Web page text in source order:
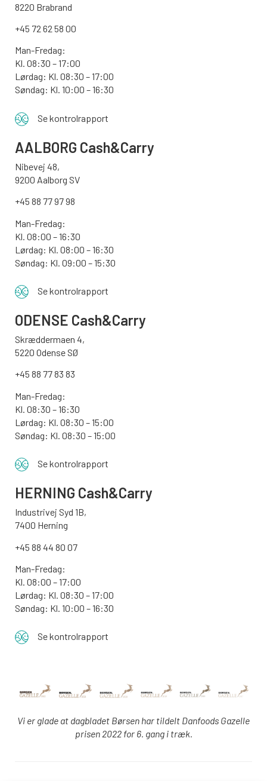
8220 Brabrand
+45 72 62 58 00
Man-Fredag:
Kl. 08:30 – 17:00
Lørdag: Kl. 08:30 – 17:00
Søndag: Kl. 10:00 – 16:30
Se kontrolrapport
AALBORG Cash&Carry
Nibevej 48,
9200 Aalborg SV
+45 88 77 97 98
Man-Fredag:
Kl. 08:00 – 16:30
Lørdag: Kl. 08:00 – 16:30
Søndag: Kl. 09:00 – 15:30
Se kontrolrapport
ODENSE Cash&Carry
Skræddermaen 4,
5220 Odense SØ
+45 88 77 83 83
Man-Fredag:
Kl. 08:30 – 16:30
Lørdag: Kl. 08:30 – 15:00
Søndag: Kl. 08:30 – 15:00
Se kontrolrapport
HERNING Cash&Carry
Industrivej Syd 1B,
7400 Herning
+45 88 44 80 07
Man-Fredag:
Kl. 08:00 – 17:00
Lørdag: Kl. 08:30 – 17:00
Søndag: Kl. 10:00 – 16:30
Se kontrolrapport
Vi er glade at dagbladet Børsen har tildelt Danfoods Gazelle
prisen 2022 for 6. gang i træk.